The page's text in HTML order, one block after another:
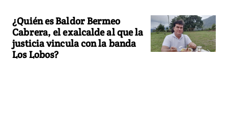
¿Quién es Baldor Bermeo
Cabrera, el exalcalde al que la
justicia vincula con la banda
Los Lobos?